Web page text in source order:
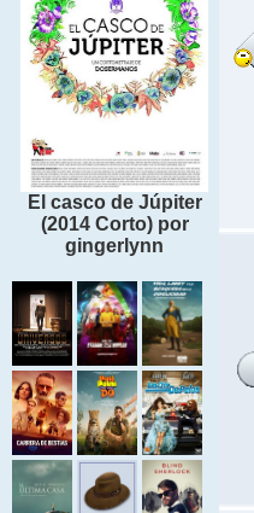
El casco de Júpiter
(2014 Corto) por
gingerlynn